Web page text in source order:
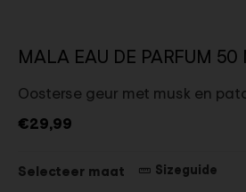
MALA EAU DE PARFUM 50
Oosterse geur met musk en
€29,99
Selecteer maat Sizeguide